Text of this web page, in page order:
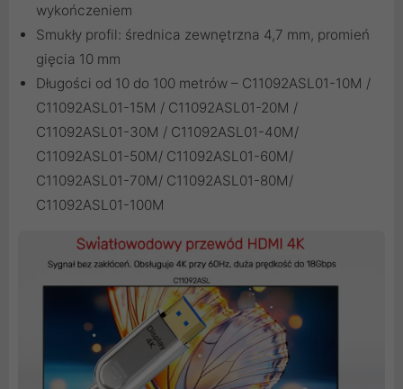
wykończeniem
Smukły profil: średnica zewnętrzna 4,7 mm, promień
gięcia 10 mm
Długości od 10 do 100 metrów – C11092ASL01-10M /
C11092ASL01-15M / C11092ASL01-20M /
C11092ASL01-30M / C11092ASL01-40M/
C11092ASL01-50M/ C11092ASL01-60M/
C11092ASL01-70M/ C11092ASL01-80M/
C11092ASL01-100M